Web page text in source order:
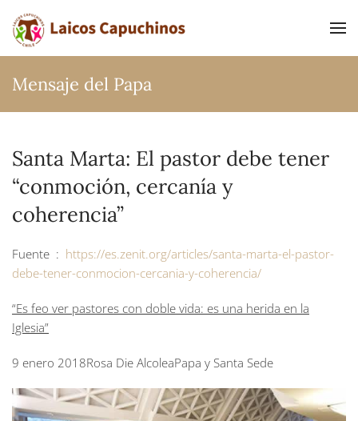
Ir al contenido principal
Mensaje del Papa
Santa Marta: El pastor debe tener
“conmoción, cercanía y
coherencia”
Fuente : https://es.zenit.org/articles/santa-marta-el-pastor-
debe-tener-conmocion-cercania-y-coherencia/
“Es feo ver pastores con doble vida: es una herida en la
Iglesia”
9 enero 2018Rosa Die AlcoleaPapa y Santa Sede